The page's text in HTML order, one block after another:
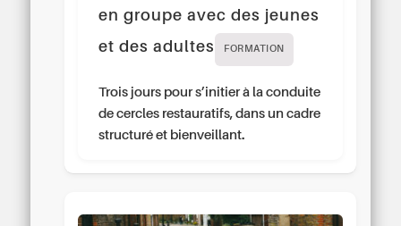
en groupe avec des jeunes
et des adultes
FORMATION
Trois jours pour s’initier à la conduite
de cercles restauratifs, dans un cadre
structuré et bienveillant.